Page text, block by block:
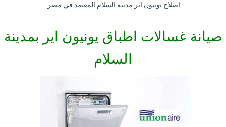
اصلاح يونيون اير مدينة السلام المعتمد في مصر.
صيانة غسالات اطباق يونيون اير بمدينة
السلام